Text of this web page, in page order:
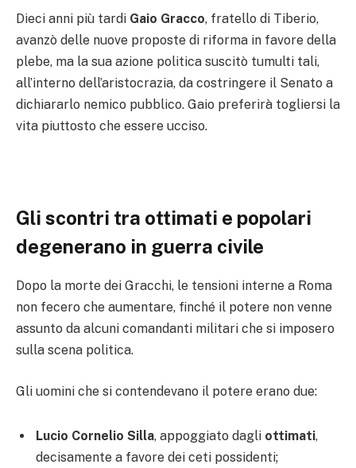
Dieci anni più tardi Gaio Gracco, fratello di Tiberio,
avanzò delle nuove proposte di riforma in favore della
plebe, ma la sua azione politica suscitò tumulti tali,
all’interno dell’aristocrazia, da costringere il Senato a
dichiararlo nemico pubblico. Gaio preferirà togliersi la
vita piuttosto che essere ucciso.
Gli scontri tra ottimati e popolari
degenerano in guerra civile
Dopo la morte dei Gracchi, le tensioni interne a Roma
non fecero che aumentare, finché il potere non venne
assunto da alcuni comandanti militari che si imposero
sulla scena politica.
Gli uomini che si contendevano il potere erano due:
Lucio Cornelio Silla, appoggiato dagli ottimati,
decisamente a favore dei ceti possidenti;